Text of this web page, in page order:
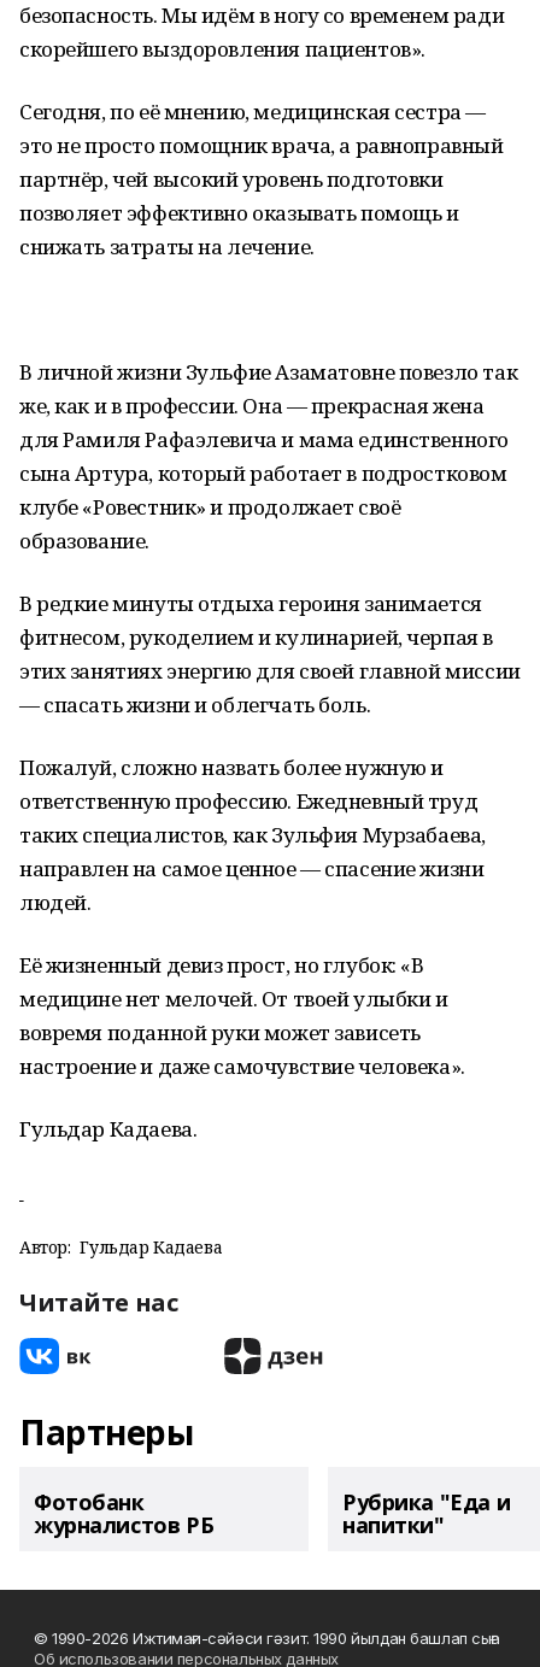
безопасность. Мы идём в ногу со временем ради
скорейшего выздоровления пациентов».
Сегодня, по её мнению, медицинская сестра —
это не просто помощник врача, а равноправный
партнёр, чей высокий уровень подготовки
позволяет эффективно оказывать помощь и
снижать затраты на лечение.
В личной жизни Зульфие Азаматовне повезло так
же, как и в профессии. Она — прекрасная жена
для Рамиля Рафаэлевича и мама единственного
сына Артура, который работает в подростковом
клубе «Ровестник» и продолжает своё
образование.
В редкие минуты отдыха героиня занимается
фитнесом, рукоделием и кулинарией, черпая в
этих занятиях энергию для своей главной миссии
— спасать жизни и облегчать боль.
Пожалуй, сложно назвать более нужную и
ответственную профессию. Ежедневный труд
таких специалистов, как Зульфия Мурзабаева,
направлен на самое ценное — спасение жизни
людей.
Её жизненный девиз прост, но глубок: «В
медицине нет мелочей. От твоей улыбки и
вовремя поданной руки может зависеть
настроение и даже самочувствие человека».
Гульдар Кадаева.
Автор: Гульдар Кадаева
Читайте нас
Партнеры
Фотобанк
журналистов РБ
Рубрика "Еда и
напитки"
© 1990-2026 Ижтимағи-сәйәси гәзит. 1990 йылдан башлап сыға
Об использовании персональных данных